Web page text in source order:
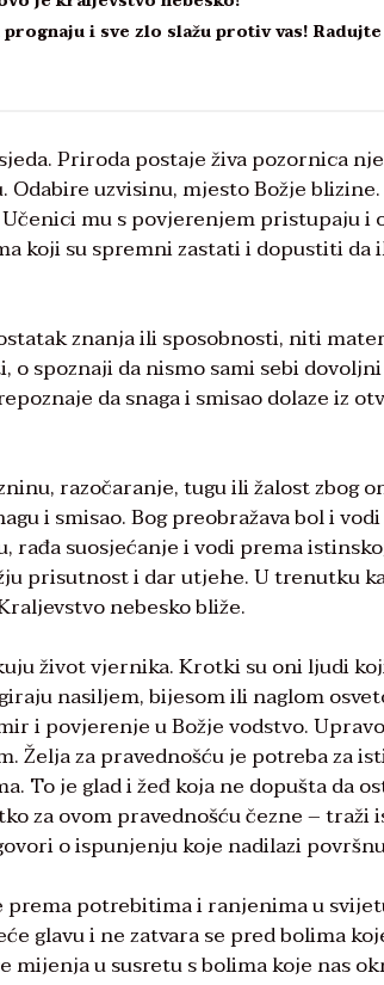
i sve zlo slažu protiv vas!
Priroda postaje živa pozornica
uzvisinu, mjesto Božje
mu s povjerenjem pristupaju i
koji su spremni zastati i dopustiti
znanja ili sposobnosti, niti
o spoznaji da nismo sami sebi
da snaga i smisao dolaze iz
razočaranje, tugu ili žalost zbog
i smisao. Bog preobražava bol i
suosjećanje i vodi prema
prisutnost i dar utjehe. U trenutku
nebesko bliže.
život vjernika. Krotki su oni ljudi
nasiljem, bijesom ili naglom
i povjerenje u Božje vodstvo.
Želja za pravednošću je potreba za
To je glad i žeđ koja ne dopušta da
za ovom pravednošću čezne –
o ispunjenju koje nadilazi
potrebitima i ranjenima u
glavu i ne zatvara se pred bolima
u susretu s bolima koje nas